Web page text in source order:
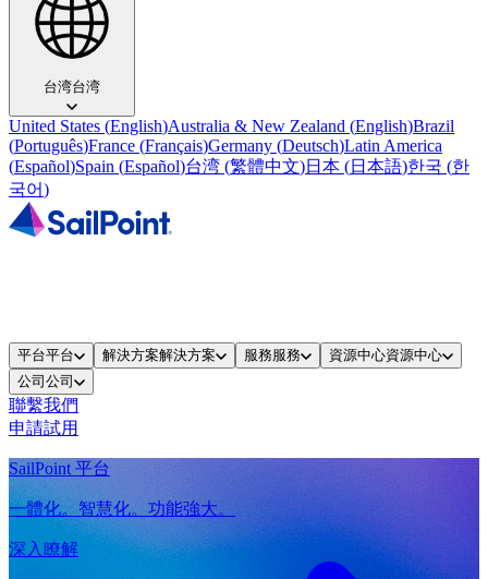
台湾台湾
United States (English)Australia & New Zealand (English)Brazil
(Português)France (Français)Germany (Deutsch)Latin America
(Español)Spain (Español)台湾 (繁體中文)日本 (日本語)한국 (한
국어)
平台平台 解決方案解決方案 服務服務 資源中心資源中心
公司 公司
聯繫我們
申請試用
SailPoint 平台
一體化。智慧化。功能強大。
深入瞭解